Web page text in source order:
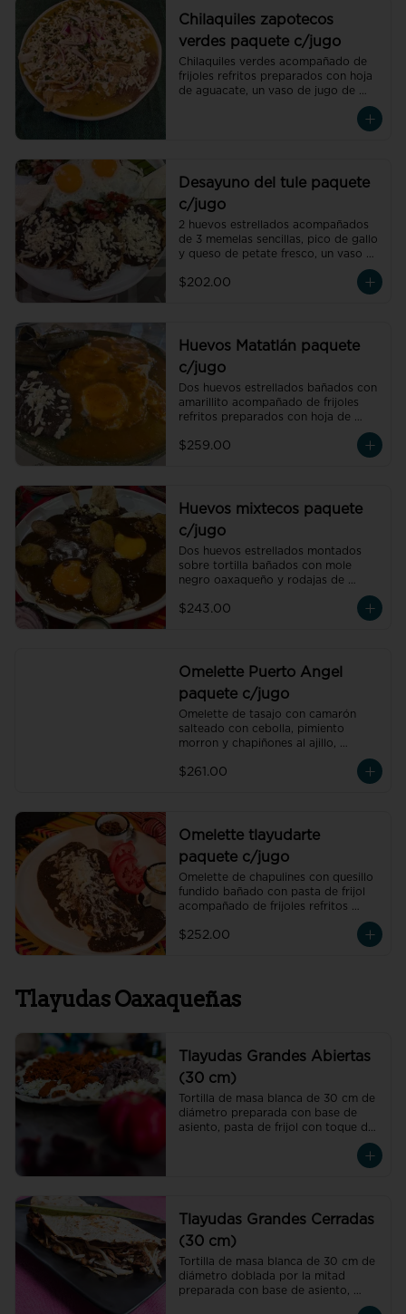
chilaquiles
Chilaquiles zapotecos
verdes paquete c/jugo
Chilaquiles verdes acompañado de
frijoles refritos preparados con hoja
de aguacate, un vaso de jugo de
café americano 300 ml orgánico de
pluma hidalgo, oaxaca, un pan dulce
chilaquiles.
Desayuno del tule paquete
c/jugo
2 huevos estrellados acompañados
de 3 memelas sencillas, pico de gallo
y queso de petate fresco, un vaso de
jugo de temporada natural de 250
ml y un café americano 300 ml
orgánico de pluma hidalgo, oaxaca,
$202.00
Huevos Matatlán paquete
c/jugo
Dos huevos estrellados bañados con
amarillito acompañado de frijoles
refritos preparados con hoja de
pollo con amarillito, un vaso de jugo
dulce mini y un bolillo mini, un pan
dulce mini y un bolillo mini.
$259.00
Huevos mixtecos paquete
c/jugo
Dos huevos estrellados montados
sobre tortilla bañados con mole
negro oaxaqueño y rodajas de
frijoles refritos preparados con hoja
pluma hidalgo, oaxaca, un pan dulce
$243.00
Omelette Puerto Angel
paquete c/jugo
Omelette de tasajo con camarón
salteado con cebolla, pimiento
morron y chapiñones al ajillo,
preparados con hoja de aguacate,
un vaso de jugo de naranja natural
oaxaca.
$261.00
Omelette tlayudarte
paquete c/jugo
Omelette de chapulines con quesillo
fundido bañado con pasta de frijol
acompañado de frijoles refritos
un vaso de jugo de temporada
mini y un bolillo mini.
$252.00
Tlayudas Oaxaqueñas
Tlayudas Grandes Abiertas
(30 cm)
Tortilla de masa blanca de 30 cm de
diámetro preparada con base de
asiento, pasta de frijol con toque de
Tlayudas Grandes Cerradas
(30 cm)
Tortilla de masa blanca de 30 cm de
diámetro doblada por la mitad
preparada con base de asiento,
pasta de frijol con toque de hoja de